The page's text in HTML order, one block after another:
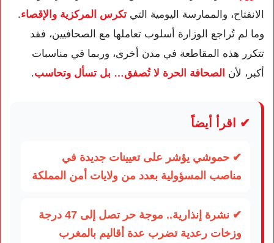
الانفتاح، والممارسة اليومية التي تكرس المركزية والإقصاء.
وما لم تُراجع الوزارة أسلوب تعاملها مع الصحافيين، فقد
تتكرر هذه المقاطعة في مدن أخرى، وربما في مناسبات
أكبر، لأن الصحافة الحرة لا تُصفق… بل تسأل وتحاسب.
✔ اقرأ أيضاً
✔ حموشي يؤشر على تعيينات جديدة في
مناصب المسؤولية بعدد من ولايات أمن المملكة
✔ نشرة إنذارية.. موجة حر تصل إلى 47 درجة
وزخات رعدية تضرب عدة أقاليم بالمغرب